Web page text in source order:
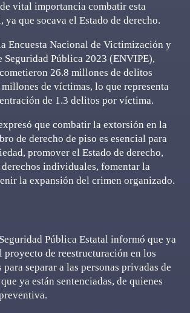
vital importancia combatir esta
que socava el Estado de derecho.
Encuesta Nacional de Victimización y
Seguridad Pública 2023 (ENVIPE),
26.8 millones de delitos
de víctimas, lo que representa
de 1.3 delitos por víctima.
que combatir la extorsión en la
de derecho de piso es esencial para
promover el Estado de derecho,
individuales, fomentar la
la expansión del crimen organizado.
Pública Estatal informó que ya
proyecto de reestructuración en los
para separar a las personas privadas de
ya están sentenciadas, de quienes